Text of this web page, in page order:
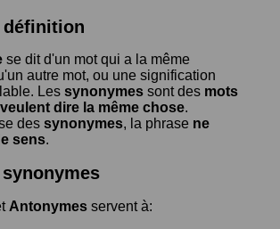
définition
se dit d'un mot qui a la même
autre mot, ou une signification
Les synonymes sont des mots
veulent dire la même chose.
des synonymes, la phrase ne
sens.
Antonymes servent à: